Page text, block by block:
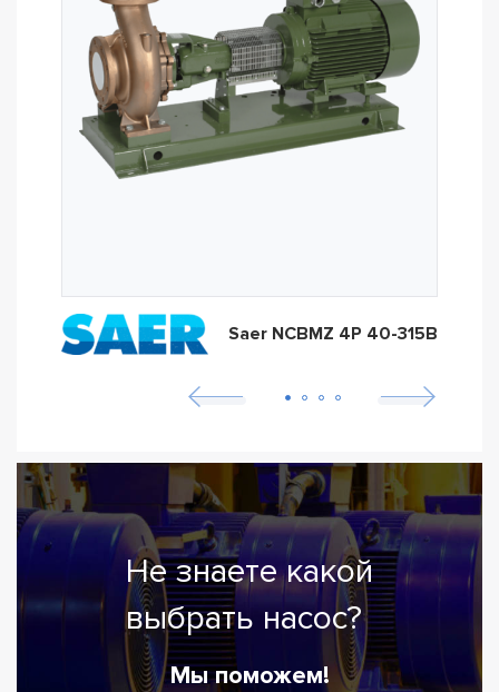
Saer NCBMZ 4P 40-315B
Не знаете какой
выбрать насос?
Мы поможем!